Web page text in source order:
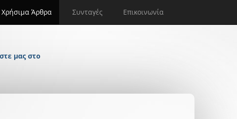
Χρήσιμα Άρθρα Συνταγές Επικοινωνία
μας στο